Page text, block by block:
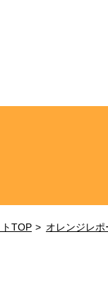
TOP オレンジレポ